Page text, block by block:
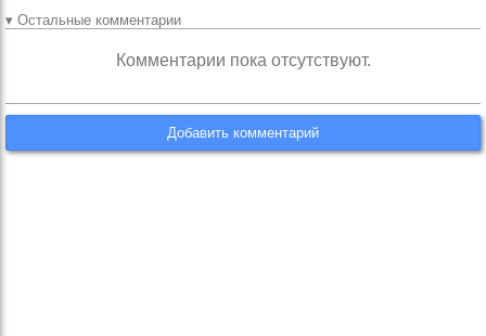
▾ Остальные комментарии
Комментарии пока отсутствуют.
Добавить комментарий